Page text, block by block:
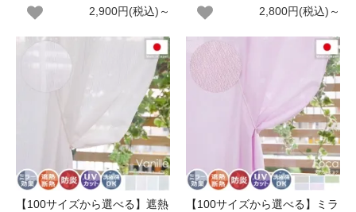
2,900円(税込)～
2,800円(税込)～
【100サイズから選べる】遮熱
【100サイズから選べる】ミラ